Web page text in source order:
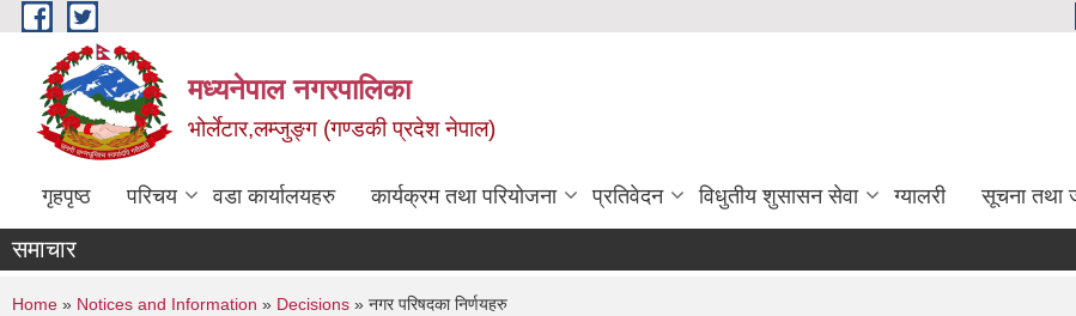
Skip to main content
मध्यनेपाल नगरपालिका
भोर्लेटार,लम्जुङ्ग (गण्डकी प्रदेश नेपाल)
गृहपृष्ठ परिचय वडा कार्यालयहरु कार्यक्रम तथा परियोजना प्रतिवेदन विधुतीय शुसासन सेवा ग्यालरी सूचना तथा
समाचार
Home » Notices and Information » Decisions » नगर परिषदका निर्णयहरु